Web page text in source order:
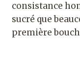
consistance
sucré que
première